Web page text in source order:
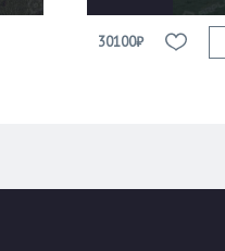
30100₽